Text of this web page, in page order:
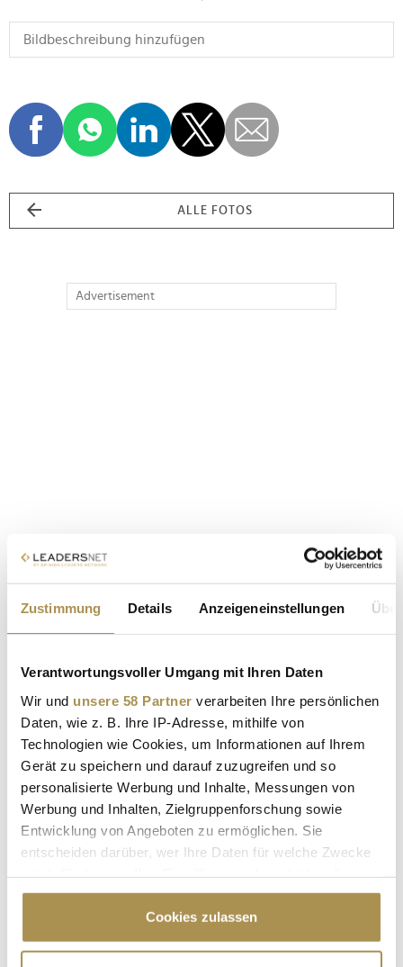
Zustimmung Details Anzeigeneinstellungen
Verantwortungsvoller Umgang mit Ihren Daten
Wir und unsere 58 Partner verarbeiten Ihre persönlichen
Daten, wie z. B. Ihre IP-Adresse, mithilfe von
Technologien wie Cookies, um Informationen auf Ihrem
Gerät zu speichern und darauf zuzugreifen und so
personalisierte Werbung und Inhalte, Messungen von
Werbung und Inhalten, Zielgruppenforschung sowie
Entwicklung von Angeboten zu ermöglichen. Sie
entscheiden darüber, wer Ihre Daten für welche Zwecke
Cookie-Erklärung oder durch Klicken auf das Privacy
Trigger Symbol ändern oder widerrufen
Cookies zulassen
ALLE FOTOS
Advertisement